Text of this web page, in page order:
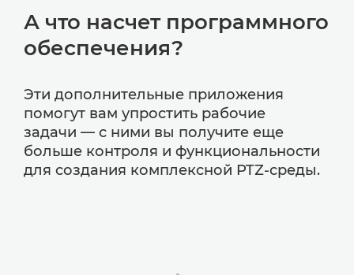
А что насчет программного
обеспечения?
Эти дополнительные приложения
помогут вам упростить рабочие
задачи — с ними вы получите еще
больше контроля и функциональности
для создания комплексной PTZ-среды.